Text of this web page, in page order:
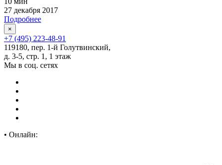
27 декабря 2017
Подробнее
×
+7 (495) 223-48-91
119180, пер. 1-й Голутвинский,
д. 3-5, стр. 1, 1 этаж
Мы в соц. сетях
• Онлайн: